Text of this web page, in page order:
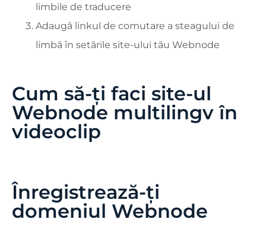
limbile de traducere
Adaugă linkul de comutare a steagului de
limbă în setările site-ului tău Webnode
Cum să-ți faci site-ul
Webnode multilingv în
videoclip
Înregistrează-ți
domeniul Webnode